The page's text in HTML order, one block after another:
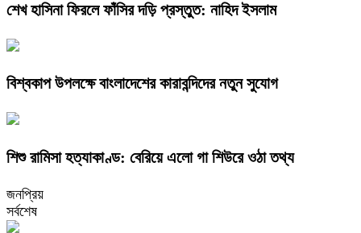
শেখ হাসিনা ফিরলে ফাঁসির দড়ি প্রস্তুত: নাহিদ ইসলাম
বিশ্বকাপ উপলক্ষে বাংলাদেশের কারাবন্দিদের নতুন সুযোগ
শিশু রামিসা হত্যাকাণ্ড: বেরিয়ে এলো গা শিউরে ওঠা তথ্য
জনপ্রিয়
সর্বশেষ